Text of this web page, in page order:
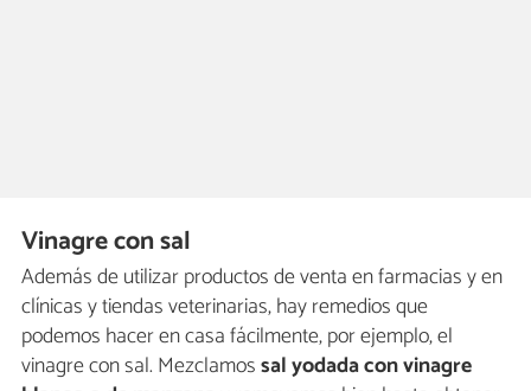
Vinagre con sal
Además de utilizar productos de venta en farmacias y en
clínicas y tiendas veterinarias, hay remedios que
podemos hacer en casa fácilmente, por ejemplo, el
vinagre con sal. Mezclamossal yodada con vinagre